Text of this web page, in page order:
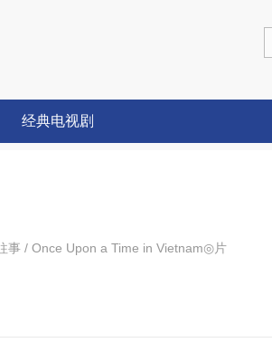
经典电视剧
Once Upon a Time in Vietnam◎片